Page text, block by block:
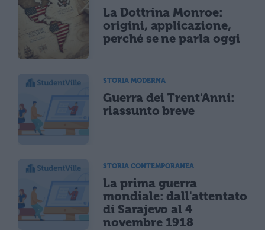
La Dottrina Monroe:
origini, applicazione,
perché se ne parla oggi
STORIA MODERNA
Guerra dei Trent'Anni:
riassunto breve
STORIA CONTEMPORANEA
La prima guerra
mondiale: dall'attentato
di Sarajevo al 4
novembre 1918